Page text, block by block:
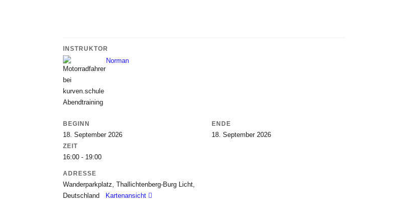
INSTRUKTOR
Norman
BEGINN
18. September 2026
ENDE
18. September 2026
ZEIT
16:00 - 19:00
ADRESSE
Wanderparkplatz, Thallichtenberg-Burg Licht,
Deutschland
Kartenansicht